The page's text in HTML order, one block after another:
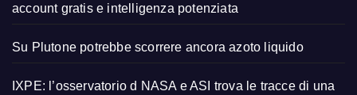
account gratis e intelligenza potenziata
Su Plutone potrebbe scorrere ancora azoto liquido
IXPE: l’osservatorio d NASA e ASI trova le tracce di una